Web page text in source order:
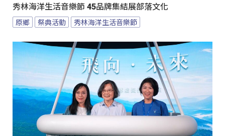
秀林海洋生活音樂節 45品牌集結展部落文化
原鄉 祭典活動 秀林海洋生活音樂節